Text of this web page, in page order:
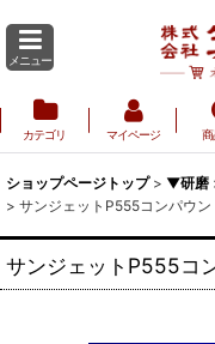
メニュー
カテゴリ マイページ 商
ショップページトップ > ▼研磨
> サンジェットP555コンパウ
サンジェットP555コ